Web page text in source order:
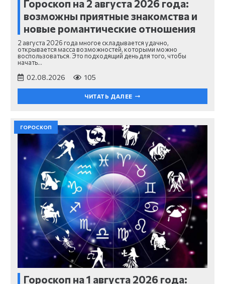
Гороскоп на 2 августа 2026 года:
возможны приятные знакомства и
новые романтические отношения
2 августа 2026 года многое складывается удачно,
открывается масса возможностей, которыми можно
воспользоваться. Это подходящий день для того, чтобы
начать…
02.08.2026 105
ЧИТАТЬ ДАЛЕЕ
ГОРОСКОП
Гороскоп на 1 августа 2026 года: